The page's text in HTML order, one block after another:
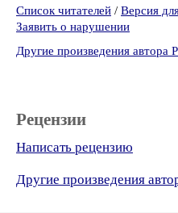
Список читателей / Версия
Заявить о нарушении
Другие произведения автора
Рецензии
Написать рецензию
Другие произведения